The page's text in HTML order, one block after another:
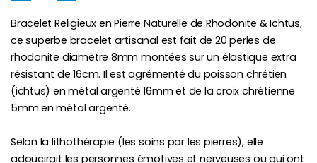
Bracelet Religieux en Pierre Naturelle de Rhodonite & Ichtus,
ce superbe bracelet artisanal est fait de 20 perles de
rhodonite diamètre 8mm montées sur un élastique extra
résistant de 16cm. Il est agrémenté du poisson chrétien
(ichtus) en métal argenté 16mm et de la croix chrétienne
5mm en métal argenté.
Selon la lithothérapie (les soins par les pierres), elle
adoucirait les personnes émotives et nerveuses ou qui ont